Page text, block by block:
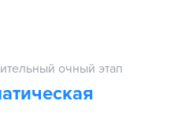
очный этап